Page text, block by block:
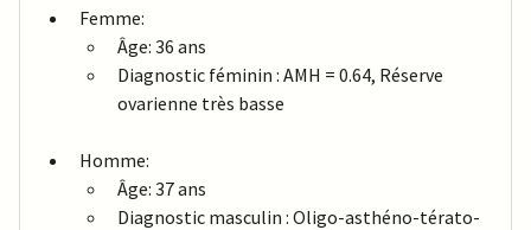
Femme:
Âge: 36 ans
Diagnostic féminin : AMH = 0.64, Réserve
ovarienne très basse
Homme:
Âge: 37 ans
Diagnostic masculin : Oligo-asthéno-térato-